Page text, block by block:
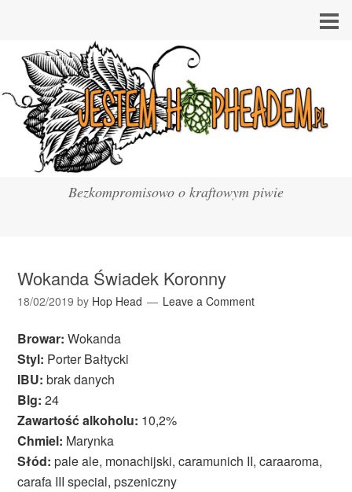
Bezkompromisowo o kraftowym piwie
Wokanda Świadek Koronny
18/02/2019 by Hop Head Leave a Comment
Browar: Wokanda
Styl: Porter Bałtycki
IBU: brak danych
Blg: 24
Zawartość alkoholu: 10,2%
Chmiel: Marynka
Słód: pale ale, monachijski, caramunich II, caraaroma,
carafa III special, pszeniczny